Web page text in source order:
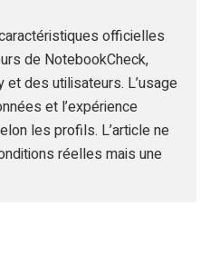
officielles
de NotebookCheck,
et des utilisateurs. L’usage
et l’expérience
les profils. L’article ne
réelles mais une